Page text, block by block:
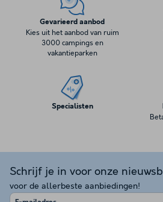
Gevarieerd aanbod
Kies uit het aanbod van ruim
3000 campings en
vakantieparken
Specialisten
Schrijf je in voor onze
voor de allerbeste aanbiedingen!